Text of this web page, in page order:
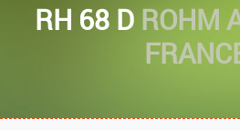
RH 68 D ROHM